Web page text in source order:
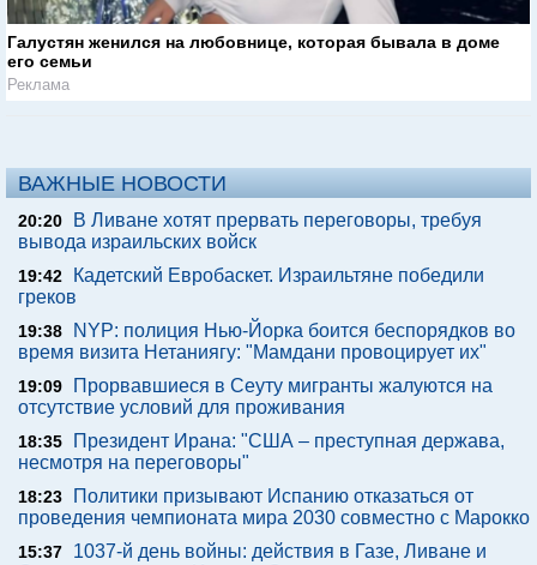
Галустян женился на любовнице, которая бывала в доме
его семьи
Реклама
ВАЖНЫЕ НОВОСТИ
20:20
В Ливане хотят прервать переговоры, требуя
вывода израильских войск
19:42
Кадетский Евробаскет. Израильтяне победили
греков
19:38
NYP: полиция Нью-Йорка боится беспорядков во
время визита Нетаниягу: "Мамдани провоцирует их"
19:09
Прорвавшиеся в Сеуту мигранты жалуются на
отсутствие условий для проживания
18:35
Президент Ирана: "США – преступная держава,
несмотря на переговоры"
18:23
Политики призывают Испанию отказаться от
проведения чемпионата мира 2030 совместно с Марокко
15:37
1037-й день войны: действия в Газе, Ливане и